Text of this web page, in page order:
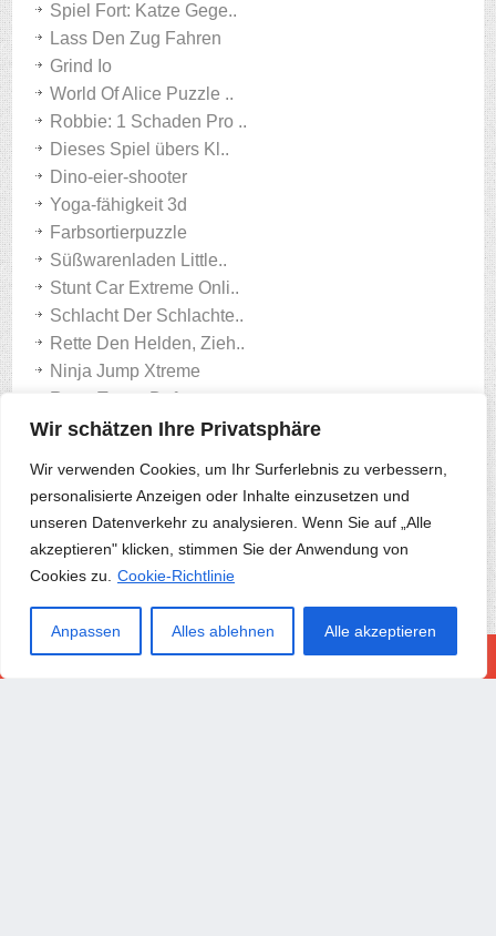
Wir schätzen Ihre Privatsphäre
Wir verwenden Cookies, um Ihr Surferlebnis zu verbessern,
personalisierte Anzeigen oder Inhalte einzusetzen und
unseren Datenverkehr zu analysieren. Wenn Sie auf „Alle
akzeptieren" klicken, stimmen Sie der Anwendung von
Cookies zu.
Cookie-Richtlinie
Anpassen Alles ablehnen Alle akzeptieren
Spiel Fort: Katze Gege..
Lass Den Zug Fahren
Grind Io
World Of Alice Puzzle ..
Robbie: 1 Schaden Pro ..
Dieses Spiel übers Kl..
Dino-eier-shooter
Yoga-fähigkeit 3d
Farbsortierpuzzle
Süßwarenladen Little..
Stunt Car Extreme Onli..
Schlacht Der Schlachte..
Rette Den Helden, Zieh..
Ninja Jump Xtreme
Retro Tower Defense
Mahjong-spiel
Täglicher Sternenkamp..
Schlangenfarbenrennen